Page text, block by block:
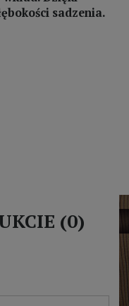
sadzenia.
(0)